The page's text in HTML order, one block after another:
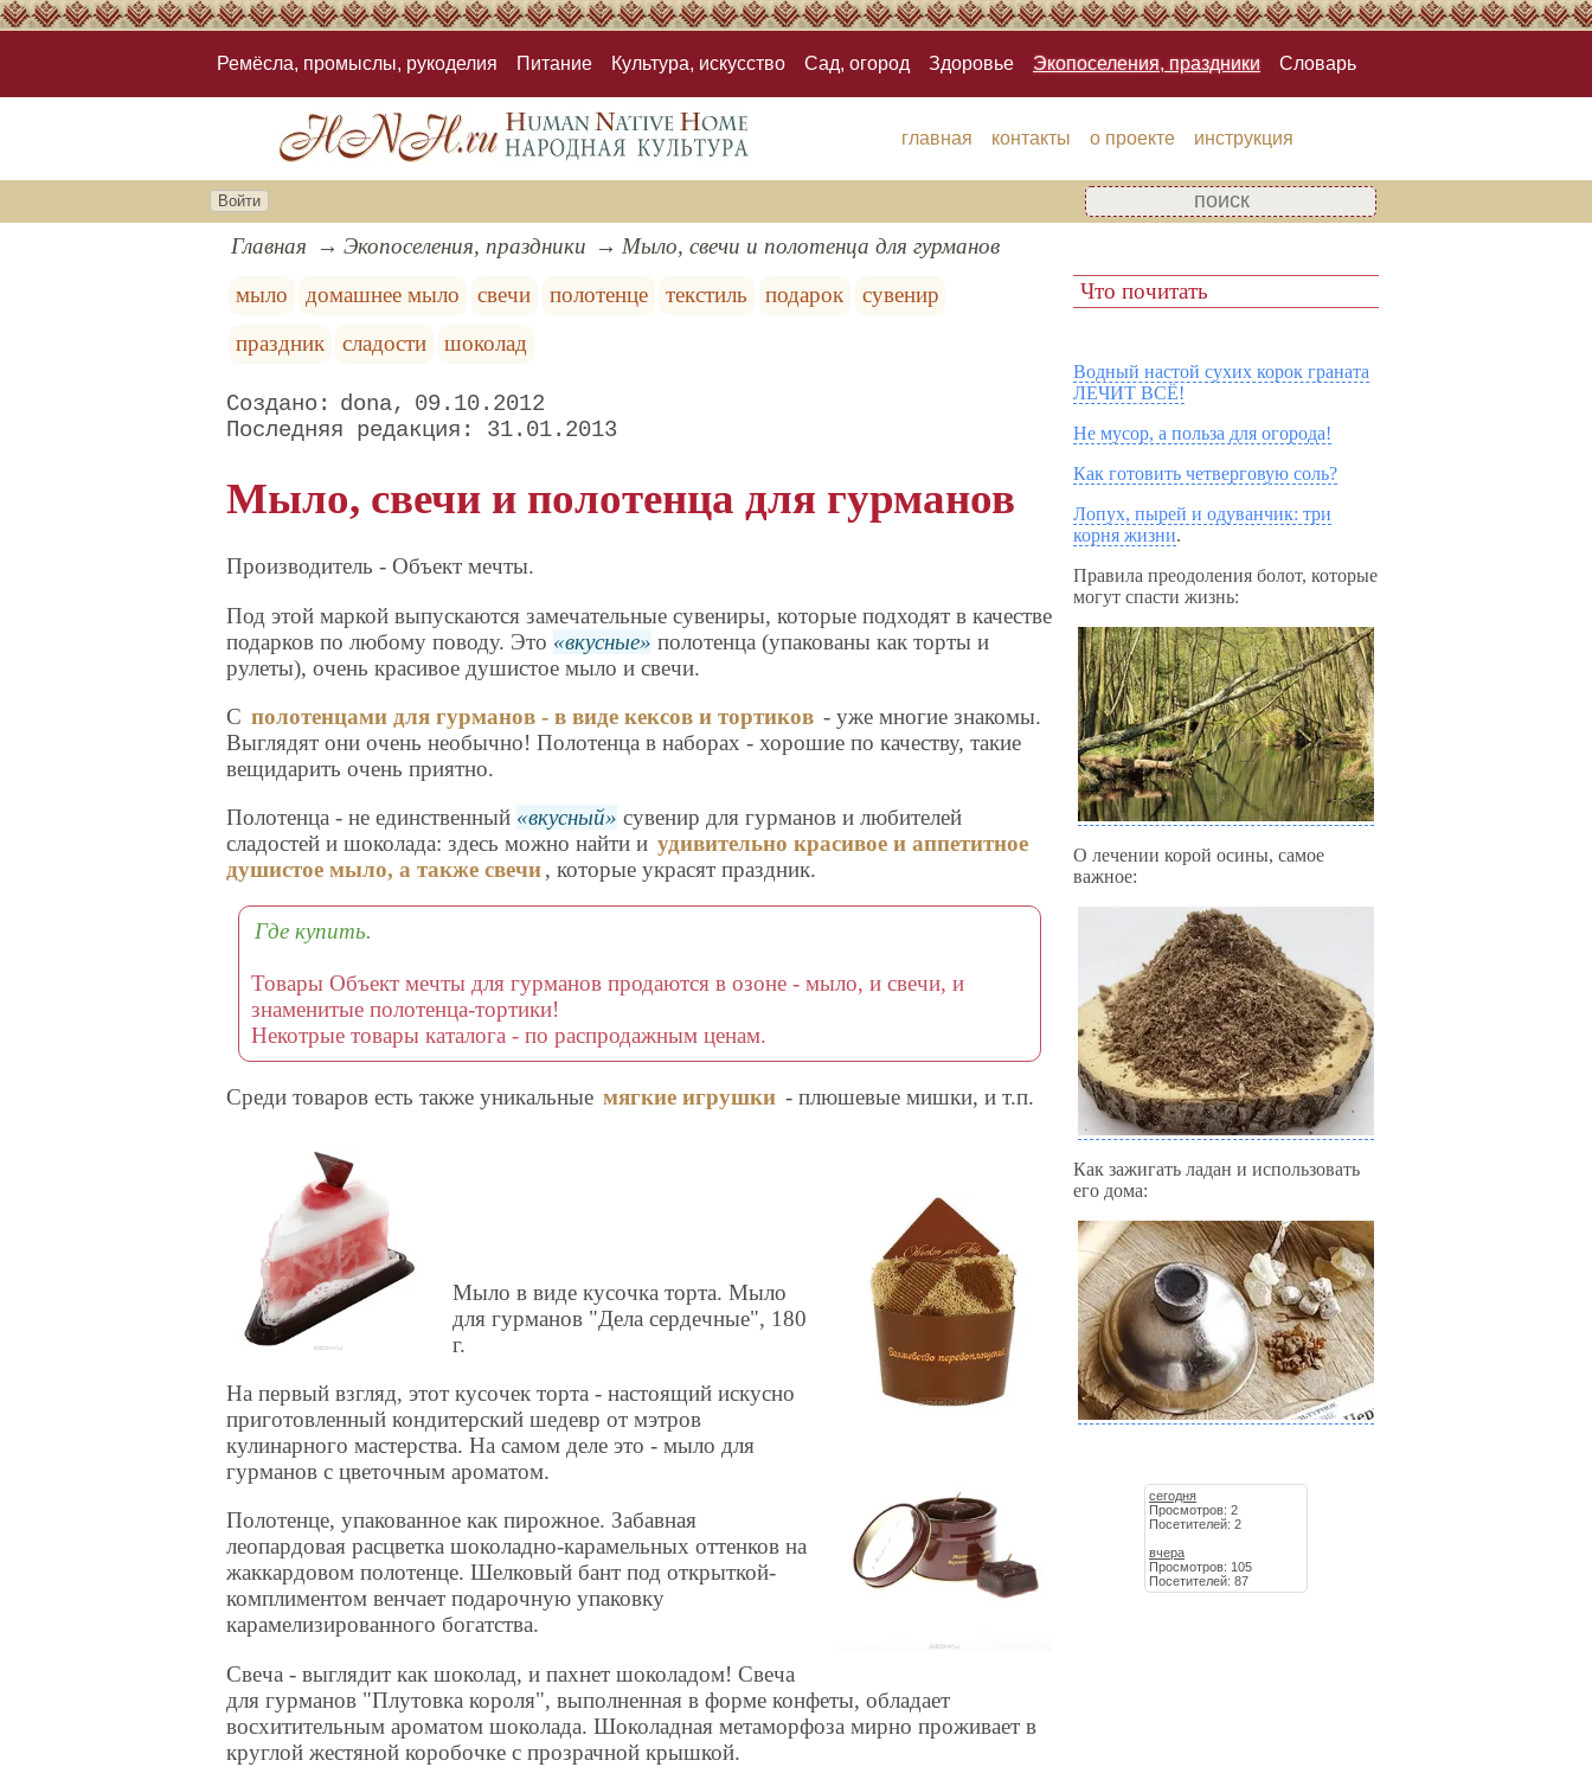
Ремёсла, промыслы, рукоделия Питание Культура, искусство Сад, огород Здоровье Экопоселения, праздники Словарь
главная контакты о проекте инструкция
Войти
Главная Экопоселения, праздники
Мыло, свечи и полотенца для гурманов
мыло
домашнее мыло свечи полотенце текстиль подарок
сувенир
праздник
сладости шоколад
dona
09.10.2012
31.01.2013
Мыло, свечи и полотенца для гурманов
Производитель - Объект мечты.
Под этой маркой выпускаются замечательные сувениры, которые подходят в качестве
подарков по любому поводу. Это
вкусные
полотенца (упакованы как торты и
рулеты), очень красивое душистое мыло и свечи.
С полотенцами для гурманов - в виде кексов и тортиков - уже многие знакомы.
Выглядят они очень необычно! Полотенца в наборах - хорошие по качеству, такие
вещидарить очень приятно.
Полотенца - не единственный
вкусный
сувенир для гурманов и любителей
сладостей и шоколада: здесь можно найти и удивительно красивое и аппетитное
душистое мыло, а также свечи, которые украсят праздник.
Где купить.
Товары Объект мечты для гурманов продаются в озоне - мыло, и свечи, и
знаменитые полотенца-тортики!
Некотрые товары каталога - по распродажным ценам.
Среди товаров есть также уникальные мягкие игрушки - плюшевые мишки, и т.п.
Мыло в виде кусочка торта. Мыло
для гурманов "Дела сердечные", 180
г.
На первый взгляд, этот кусочек торта - настоящий искусно
приготовленный кондитерский шедевр от мэтров
кулинарного мастерства. На самом деле это - мыло для
гурманов с цветочным ароматом.
Полотенце, упакованное как пирожное. Забавная
леопардовая расцветка шоколадно-карамельных оттенков на
жаккардовом полотенце. Шелковый бант под открыткой-
комплиментом венчает подарочную упаковку
карамелизированного богатства.
Свеча - выглядит как шоколад, и пахнет шоколадом! Свеча
для гурманов "Плутовка короля", выполненная в форме конфеты, обладает
восхитительным ароматом шоколада. Шоколадная метаморфоза мирно проживает в
круглой жестяной коробочке с прозрачной крышкой.
Что почитать
Водный настой сухих корок граната
ЛЕЧИТ ВСЁ!
Не мусор, а польза для огорода!
Как готовить четверговую соль?
Лопух, пырей и одуванчик: три
корня жизни.
Правила преодоления болот, которые
могут спасти жизнь:
О лечении корой осины, самое
важное:
Как зажигать ладан и использовать
его дома:
сегодня
Просмотров: 2
Посетителей: 2
вчера
Просмотров: 105
Посетителей: 87